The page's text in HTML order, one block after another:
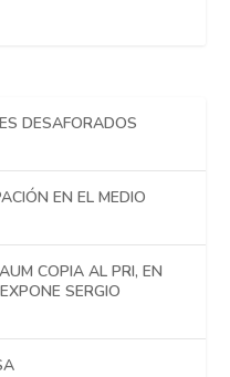
DESAFORADOS
EN EL MEDIO
COPIA AL PRI, EN
SERGIO